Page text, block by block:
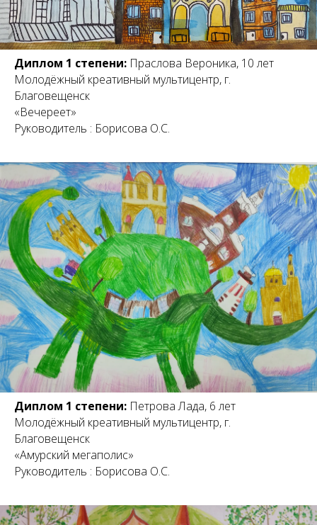
Диплом 1 степени: Праслова Вероника, 10 лет
Молодёжный креативный мультицентр, г.
Благовещенск
«Вечереет»
Руководитель : Борисова О.С.
Диплом 1 степени: Петрова Лада, 6 лет
Молодёжный креативный мультицентр, г.
Благовещенск
«Амурский мегаполис»
Руководитель : Борисова О.С.